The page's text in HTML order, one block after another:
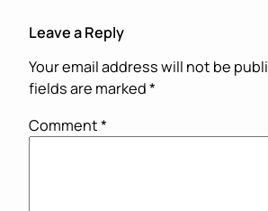
Leave a Reply
Your email address will not be
fields are marked*
Comment*